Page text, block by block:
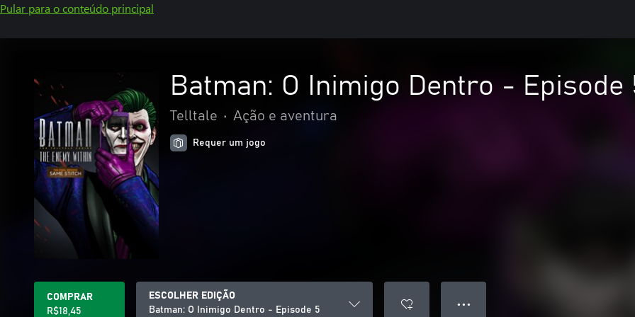
Pular para o conteúdo principal
Batman: O Inimigo Dentro - Episode
Telltale • Ação e aventura
Requer um jogo
COMPRAR
R$18,45
ESCOLHER EDIÇÃO
Batman: O Inimigo Dentro - Episode 5
● ● ●